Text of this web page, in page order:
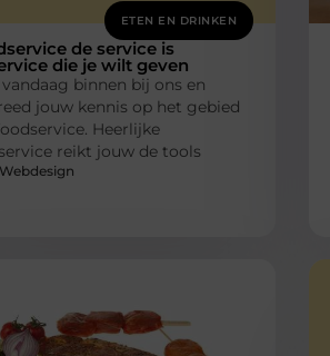
ETEN EN DRINKEN
de service is
die je wilt geven
vandaag binnen bij ons en
jouw kennis op het gebied
Heerlijke
reikt jouw de tools